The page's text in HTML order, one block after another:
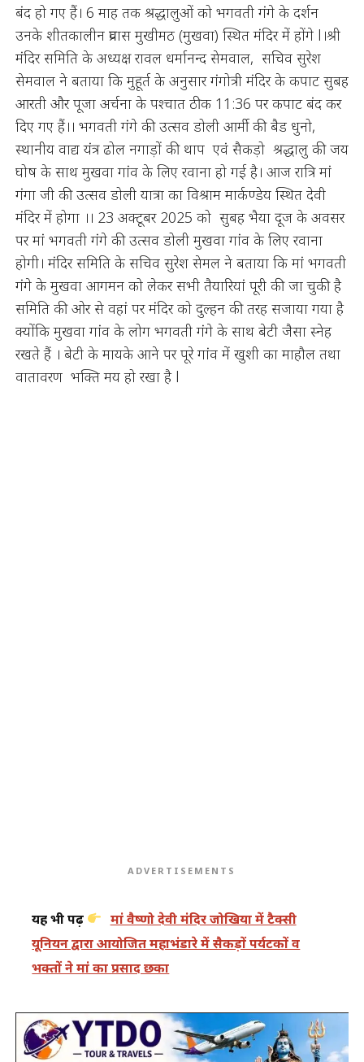
बंद हो गए हैं। 6 माह तक श्रद्धालुओं को भगवती गंगे के दर्शन
उनके शीतकालीन प्रवास मुखीमठ (मुखवा) स्थित मंदिर में होंगे l।श्री
मंदिर समिति के अध्यक्ष रावल धर्मानन्द सेमवाल, सचिव सुरेश
सेमवाल ने बताया कि मुहूर्त के अनुसार गंगोत्री मंदिर के कपाट सुबह
आरती और पूजा अर्चना के पश्चात ठीक 11:36 पर कपाट बंद कर
दिए गए हैं।। भगवती गंगे की उत्सव डोली आर्मी की बैड धुनो,
स्थानीय वाद्य यंत्र ढोल नगाड़ों की थाप एवं सैकड़ो श्रद्धालु की जय
घोष के साथ मुखवा गांव के लिए रवाना हो गई है। आज रात्रि मां
गंगा जी की उत्सव डोली यात्रा का विश्राम मार्कण्डेय स्थित देवी
मंदिर में होगा ।। 23 अक्टूबर 2025 को सुबह भैया दूज के अवसर
पर मां भगवती गंगे की उत्सव डोली मुखवा गांव के लिए रवाना
होगी। मंदिर समिति के सचिव सुरेश सेमल ने बताया कि मां भगवती
गंगे के मुखवा आगमन को लेकर सभी तैयारियां पूरी की जा चुकी है
समिति की ओर से वहां पर मंदिर को दुल्हन की तरह सजाया गया है
क्योंकि मुखवा गांव के लोग भगवती गंगे के साथ बेटी जैसा स्नेह
रखते हैं । बेटी के मायके आने पर पूरे गांव में खुशी का माहौल तथा
वातावरण भक्ति मय हो रखा है l
ADVERTISEMENTS
यह भी पढ़ें
मां वैष्णो देवी मंदिर जोखिया में टैक्सी
यूनियन द्वारा आयोजित महाभंडारे में सैकड़ों पर्यटकों व
भक्तों ने मां का प्रसाद छका